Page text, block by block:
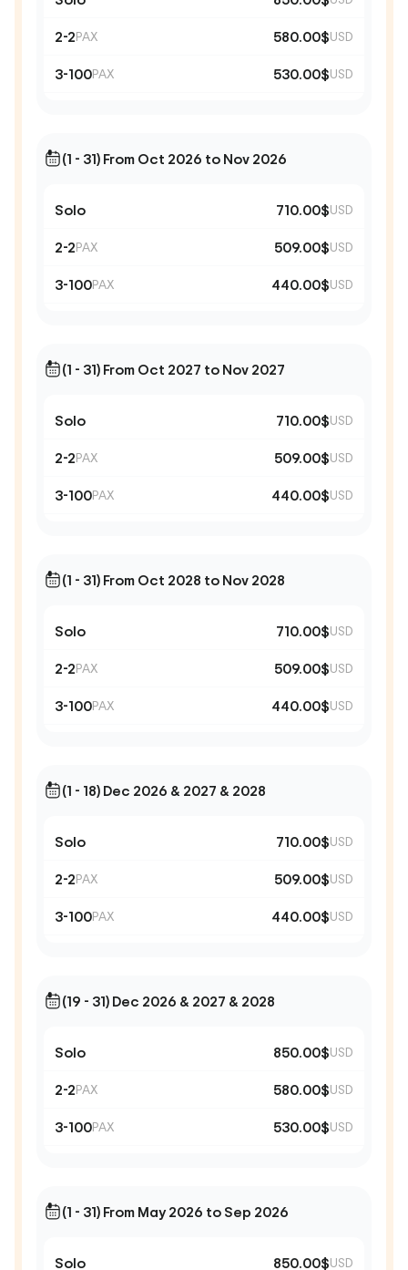
2-2PAX 580.00$USD
3-100PAX 530.00$USD
(1 - 31) From Oct 2026 to Nov 2026
Solo 710.00$USD
2-2PAX 509.00$USD
3-100PAX 440.00$USD
(1 - 31) From Oct 2027 to Nov 2027
Solo 710.00$USD
2-2PAX 509.00$USD
3-100PAX 440.00$USD
(1 - 31) From Oct 2028 to Nov 2028
Solo 710.00$USD
2-2PAX 509.00$USD
3-100PAX 440.00$USD
(1 - 18) Dec 2026 & 2027 & 2028
Solo 710.00$USD
2-2PAX 509.00$USD
3-100PAX 440.00$USD
(19 - 31) Dec 2026 & 2027 & 2028
Solo 850.00$USD
2-2PAX 580.00$USD
3-100PAX 530.00$USD
(1 - 31) From May 2026 to Sep 2026
Solo 850.00$USD